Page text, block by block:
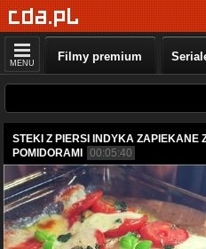
MENU Filmy premium
STEKI Z PIERSI INDYKA ZAPIEKANE
POMIDORAMI
00:05:40